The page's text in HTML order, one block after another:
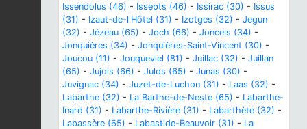
Issendolus (46) - Issepts (46) - Issirac (30) - Issus
(31) - Izaut-de-l'Hôtel (31) - Izotges (32) - Jegun
(32) - Jézeau (65) - Joch (66) - Joncels (34) -
Jonquières (34) - Jonquières-Saint-Vincent (30) -
Joucou (11) - Jouqueviel (81) - Juillac (32) - Juillan
(65) - Jujols (66) - Julos (65) - Junas (30) -
Juvignac (34) - Juzet-de-Luchon (31) - Laas (32) -
Labarthe (32) - La Barthe-de-Neste (65) - Labarthe-
Inard (31) - Labarthe-Rivière (31) - Labarthète (32) -
Labassère (65) - Labastide-Beauvoir (31) - La